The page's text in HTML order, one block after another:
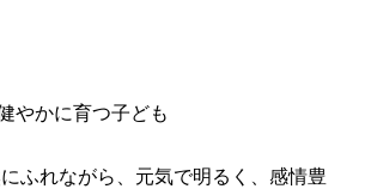
やかに育つ子ども
ふれながら、元気で明るく、感情豊